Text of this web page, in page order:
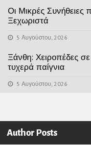
Οι Μικρές Συνήθειες
Ξεχωριστά
5 Αυγούστου, 2026
Ξάνθη: Χειροπέδες
τυχερά παίγνια
5 Αυγούστου, 2026
Author Posts